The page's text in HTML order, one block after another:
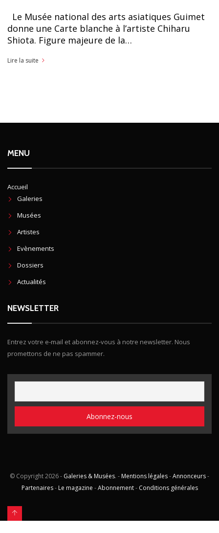
Le Musée national des arts asiatiques Guimet
donne une Carte blanche à l’artiste Chiharu
Shiota. Figure majeure de la…
Lire la suite
MENU
Accueil
Galeries
Musées
Artistes
Evènements
Dossiers
Actualités
NEWSLETTER
Entrez votre e-mail et abonnez-vous à notre newsletter. Nous
promettons de ne pas spammer.
© Copyright2026 - Galeries & Musées. - Mentions légales-Annonceurs-
Partenaires- Le magazine -Abonnement- Conditions générales